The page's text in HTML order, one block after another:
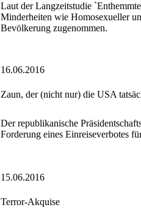
Laut der Langzeitstudie
Minderheiten wie Homosexueller
Bevölkerung zugenommen.
16.06.2016
Zaun, der (nicht nur) die USA
Der republikanische
Forderung eines Einreiseverbotes
15.06.2016
Terror-Akquise